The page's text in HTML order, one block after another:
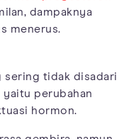
dampaknya
menerus.
sering tidak disadari
yaitu perubahan
hormon.